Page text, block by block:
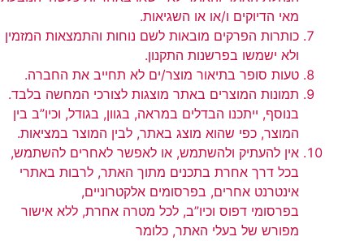
מאי הדיוקים ו/או או השגיאות.
כותרות הפרקים מובאות לשם נוחות והתמצאות המזמין
ולא ישמשו בפרשנות התקנון.
טעות סופר בתיאור מוצר/ים לא תחייב את החברה.
תמונות המוצרים באתר מוצגות לצורכי המחשה בלבד.
בנוסף, ייתכנו הבדלים במראה, בגוון, בגודל, וכיו”ב בין
המוצר, כפי שהוא מוצג באתר, לבין המוצר במציאות.
אין להעתיק ולהשתמש, או לאפשר לאחרים להשתמש,
בכל דרך אחרת בתכנים מתוך האתר, לרבות באתרי
אינטרנט אחרים, בפרסומים אלקטרוניים,
בפרסומי דפוס וכיו”ב, לכל מטרה אחרת, ללא אישור
מפורש של בעלי האתר, כלומר